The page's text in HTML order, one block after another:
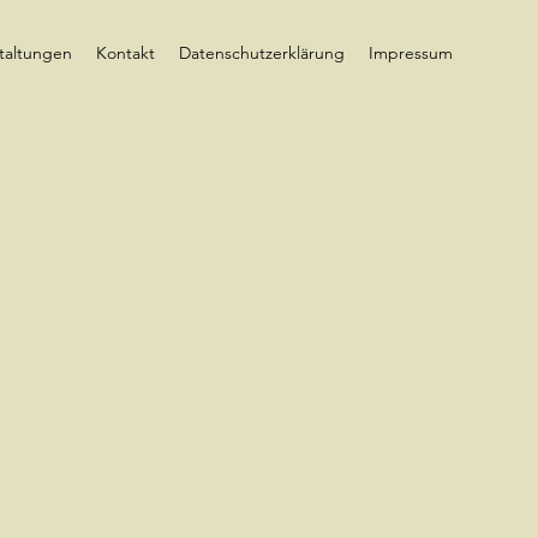
Kontakt Datenschutzerklärung Impressum